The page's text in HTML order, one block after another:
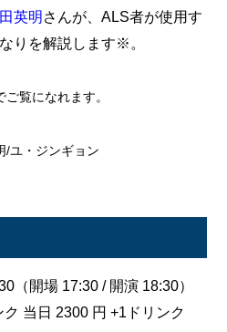
英明 さんが、ALS者が使用す
りを解説します※。
覧になれます。
/ユ・ジンギョン
（開場 17:30 / 開演 18:30）
当日 2300 円 +1ドリンク